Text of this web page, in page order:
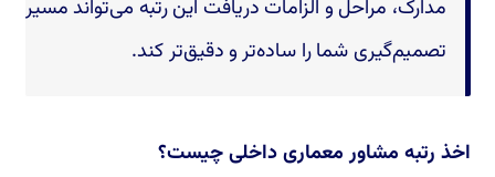
مدارک، مراحل و الزامات دریافت این رتبه می‌تواند مسیر
تصمیم‌گیری شما را ساده‌تر و دقیق‌تر کند.
اخذ رتبه مشاور معماری داخلی چیست؟